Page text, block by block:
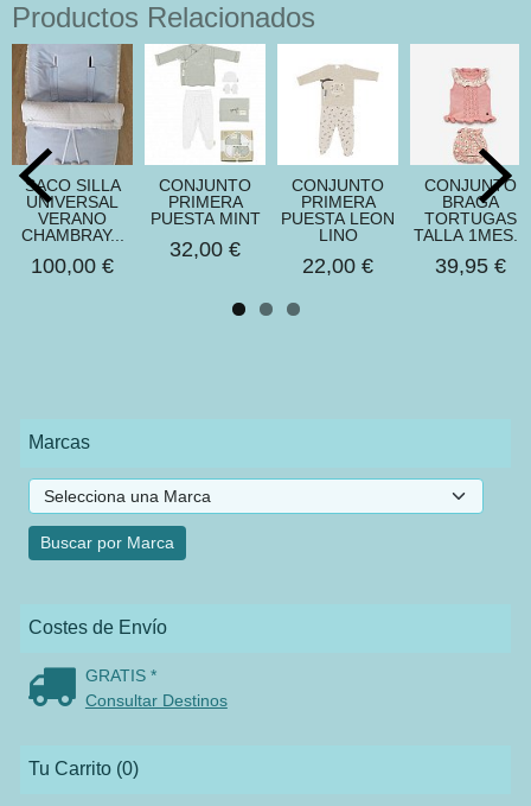
Marcas
Costes de Envío
GRATIS *
Consultar Destinos
Tu Carrito (0)
Productos Relacionados
SACO SILLA
UNIVERSAL
VERANO
CHAMBRAY...
100,00 €
CONJUNTO
PRIMERA
PUESTA MINT
32,00 €
CONJUNTO
PRIMERA
PUESTA LEON
LINO
22,00 €
CONJUNTO
BRAGA
TORTUGAS
TALLA 1MES...
39,95 €